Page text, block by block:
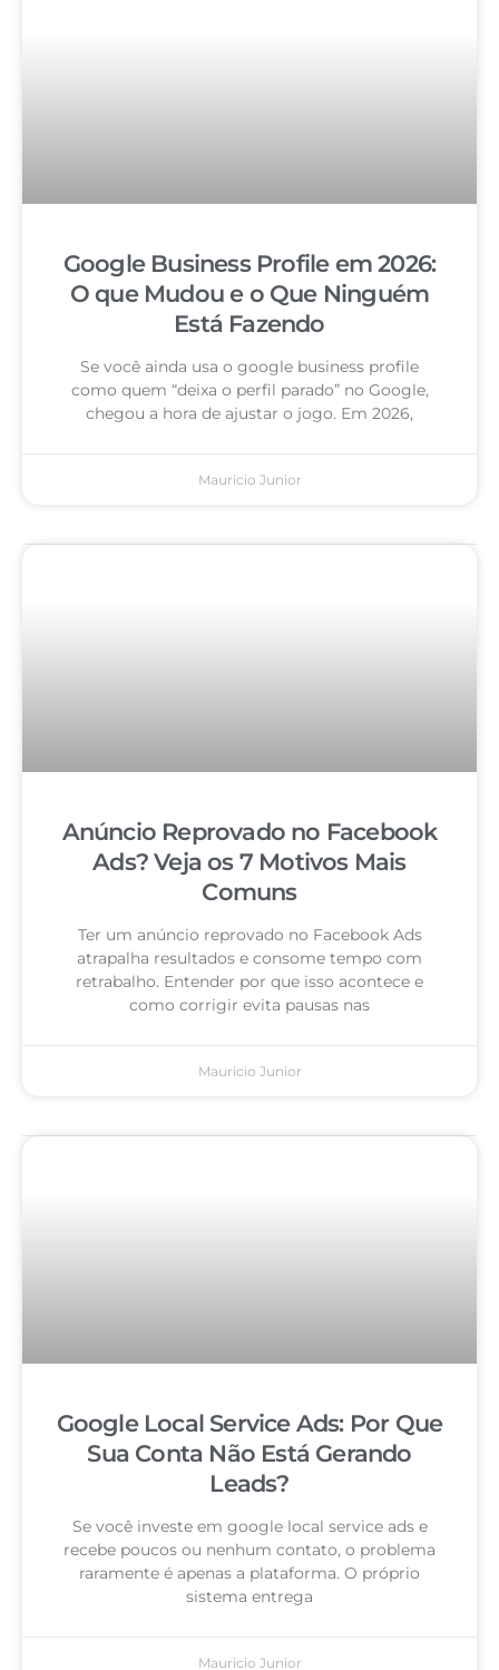
Google Business Profile em 2026:
O que Mudou e o Que Ninguém
Está Fazendo
Se você ainda usa o google business profile
como quem “deixa o perfil parado” no Google,
chegou a hora de ajustar o jogo. Em 2026,
Mauricio Junior
Anúncio Reprovado no Facebook
Ads? Veja os 7 Motivos Mais
Comuns
Ter um anúncio reprovado no Facebook Ads
atrapalha resultados e consome tempo com
retrabalho. Entender por que isso acontece e
como corrigir evita pausas nas
Mauricio Junior
Google Local Service Ads: Por Que
Sua Conta Não Está Gerando
Leads?
Se você investe em google local service ads e
recebe poucos ou nenhum contato, o problema
raramente é apenas a plataforma. O próprio
sistema entrega
Mauricio Junior